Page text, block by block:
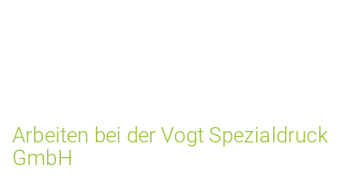
Arbeiten bei der Vogt Spezialdruck
GmbH